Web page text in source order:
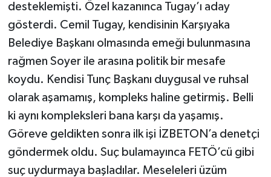
desteklemişti. Özel kazanınca Tugay’ı aday
gösterdi. Cemil Tugay, kendisinin Karşıyaka
Belediye Başkanı olmasında emeği bulunmasına
rağmen Soyer ile arasına politik bir mesafe
koydu. Kendisi Tunç Başkanı duygusal ve ruhsal
olarak aşamamış, kompleks haline getirmiş. Belli
ki aynı kompleksleri bana karşı da yaşamış.
Göreve geldikten sonra ilk işi İZBETON’a denetçi
göndermek oldu. Suç bulamayınca FETÖ’cü gibi
suç uydurmaya başladılar. Meseleleri üzüm